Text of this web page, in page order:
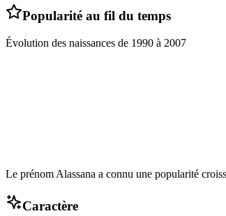
Popularité au fil du temps
Évolution des naissances de 1990 à 2007
Le prénom Alassana a connu une popularité
Caractère